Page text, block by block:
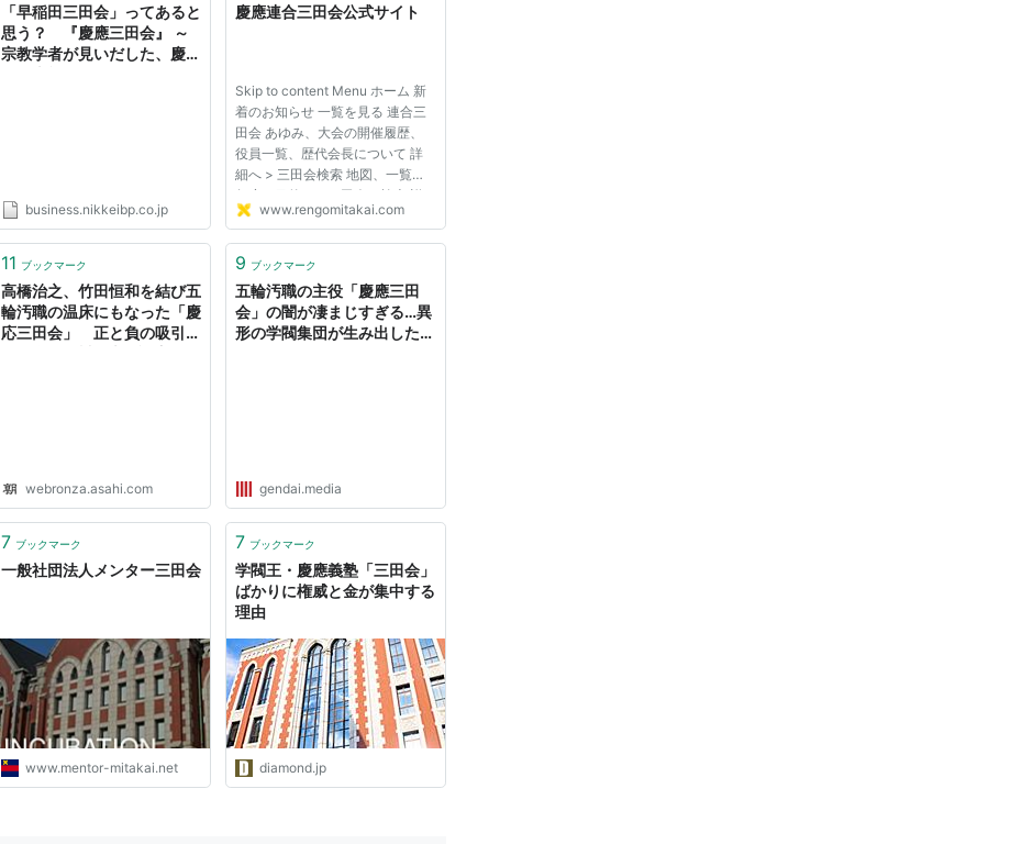
「早稲田三田会」ってあると
思う？ 『慶應三田会』 ～
宗教学者が見いだした、慶應
business.nikkeibp.co.jp
慶應連合三田会公式サイト
Skip to content Menu ホーム 新
着のお知らせ 一覧を見る 連合三
田会 あゆみ、大会の開催履歴、
役員一覧、歴代会長について 詳
細へ > 三田会検索 地図、一覧、
年度、目的から三田会を検索 詳
細へ > 三田会大会 今年度の三田
ャーナル 新着号の三田ジャーナ
Faceb...
www.rengomitakai.com
11 ブックマーク
高橋治之、竹田恒和を結び五
輪汚職の温床にもなった「慶
応三田会」 正と負の吸引力
webronza.asahi.com
9 ブックマーク
五輪汚職の主役「慶應三田
会」の闇が凄まじすぎる…異
形の学閥集団が生み出したも
gendai.media
7 ブックマーク
一般社団法人メンター三田会
www.mentor-mitakai.net
7 ブックマーク
学閥王・慶應義塾「三田会」
ばかりに権威と金が集中する
理由
diamond.jp